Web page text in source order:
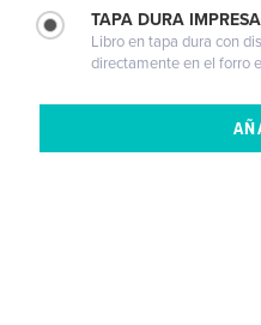
TAPA DURA IMPRESA
Libro en tapa dura con
directamente en el forro